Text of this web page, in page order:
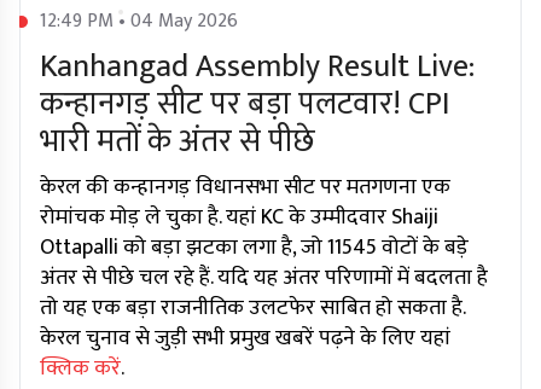
12:49 PM • 04 May 2026
Kanhangad Assembly Result Live:
कन्हानगड़ सीट पर बड़ा पलटवार! CPI
भारी मतों के अंतर से पीछे
केरल की कन्हानगड़ विधानसभा सीट पर मतगणना एक
रोमांचक मोड़ ले चुका है. यहां KC के उम्मीदवार Shaiji
Ottapalli को बड़ा झटका लगा है, जो 11545 वोटों के बड़े
अंतर से पीछे चल रहे हैं. यदि यह अंतर परिणामों में बदलता है
तो यह एक बड़ा राजनीतिक उलटफेर साबित हो सकता है.
केरल चुनाव से जुड़ी सभी प्रमुख खबरें पढ़ने के लिए यहां
क्लिक करें.